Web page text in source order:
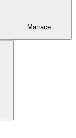
Matrace